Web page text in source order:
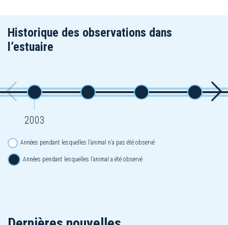
Historique des observations dans
l’estuaire
2003
Années pendant lesquelles l’animal n’a pas été observé
Années pendant lesquelles l’animal a été observé